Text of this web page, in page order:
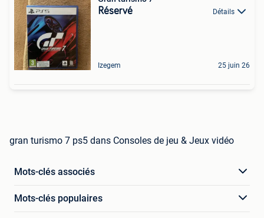
Réservé Détails
Izegem 25 juin 26
gran turismo 7 ps5 dans Consoles de jeu & Jeux vidéo
Mots-clés associés
Mots-clés populaires